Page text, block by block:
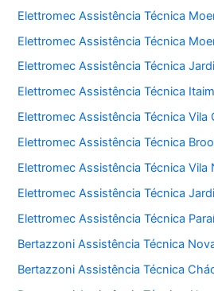
Elettromec Assistência Técnica
Elettromec Assistência Técnica
Elettromec Assistência Técnica
Elettromec Assistência Técnica
Elettromec Assistência Técnica Vila
Elettromec Assistência Técnica
Elettromec Assistência Técnica Vila
Elettromec Assistência Técnica
Elettromec Assistência Técnica
Bertazzoni Assistência Técnica
Bertazzoni Assistência Técnica